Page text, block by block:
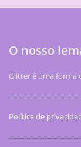
O nosso
Glitter é uma forma
Política de